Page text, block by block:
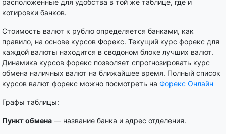
котировки банков.
Стоимость валют к рублю определяется банками, как
правило, на основе курсов Форекс. Текущий курс форекс для
каждой валюты находится в сводоном блоке лучших валют.
Динамика курсов форекс позволяет спрогнозировать курс
обмена наличных валют на ближайшее время. Полный список
курсов валют форекс можно посмотреть на Форекс Онлайн
Графы таблицы:
Пункт обмена — название банка и адрес отделения.